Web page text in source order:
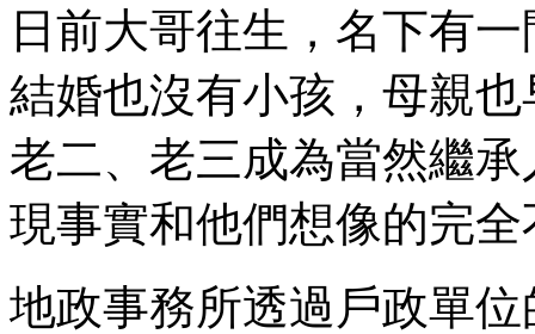
日前大哥往生，名下有
結婚也沒有小孩，母親
老二、老三成為當然繼
現事實和他們想像的完
地政事務所透過戶政單